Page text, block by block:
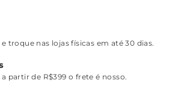
troque nas lojas físicas em até 30 dias.
partir de R$399 o frete é nosso.